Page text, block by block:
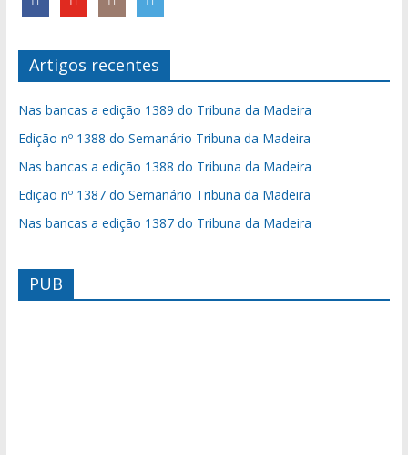
Artigos recentes
Nas bancas a edição 1389 do Tribuna da Madeira
Edição nº 1388 do Semanário Tribuna da Madeira
Nas bancas a edição 1388 do Tribuna da Madeira
Edição nº 1387 do Semanário Tribuna da Madeira
Nas bancas a edição 1387 do Tribuna da Madeira
PUB